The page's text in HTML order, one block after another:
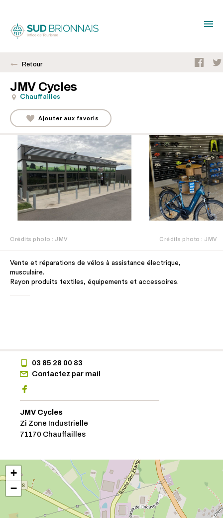
Retour
JMV Cycles
Chauffailles
Ajouter aux favoris
Crédits photo : JMV Crédits photo : JMV
Vente et réparations de vélos à assistance électrique,
musculaire.
Rayon produits textiles, équipements et accessoires.
03 85 28 00 83
Contactez par mail
JMV Cycles
Zi Zone Industrielle
71170 Chauffailles
+
−